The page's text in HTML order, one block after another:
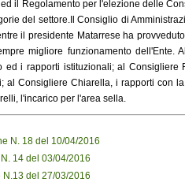
il Regolamento per l'elezione delle
del settore.Il Consiglio di
il presidente Matarrese ha
migliore funzionamento dell'Ente.
i rapporti istituzionali; al Consigliere
al Consigliere Chiarella, i rapporti con
l'incarico per l'area sella.
N. 18 del 10/04/2016
14 del 03/04/2016
N.13 del 27/03/2016